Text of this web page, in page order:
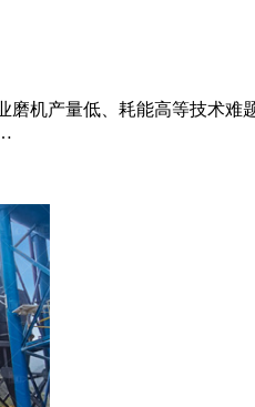
磨机产量低、耗能高等技术